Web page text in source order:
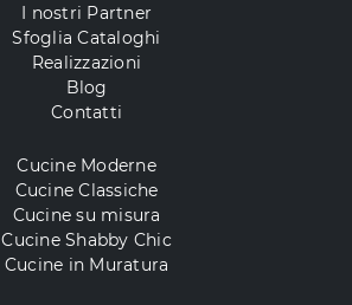
I nostri Partner
Sfoglia Cataloghi
Realizzazioni
Blog
Contatti
Cucine Moderne
Cucine Classiche
Cucine su misura
Cucine Shabby Chic
Cucine in Muratura